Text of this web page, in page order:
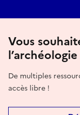
Vous
l’archéologie
De multiples
accès libre !